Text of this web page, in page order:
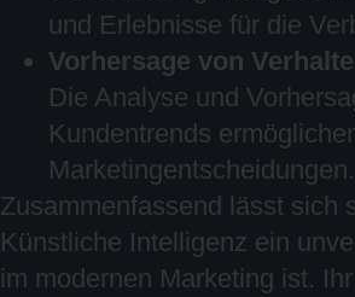
und Erlebnisse für die
Vorhersage von
Die Analyse und
Kundentrends
Marketingentscheidungen.
Zusammenfassend lässt sich
Künstliche Intelligenz ein
im modernen Marketing ist.